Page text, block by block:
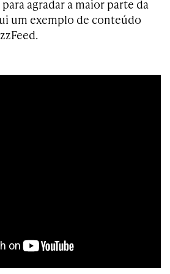
agradar a maior parte da
um exemplo de conteúdo